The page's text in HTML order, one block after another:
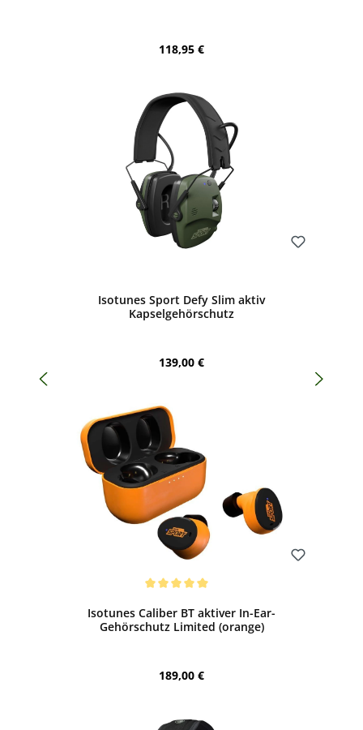
Regulärer Preis:
118,95 €
Isotunes Sport Defy Slim aktiv
Kapselgehörschutz
Regulärer Preis:
139,00 €
Isotunes Caliber BT aktiver In-Ear-
Gehörschutz Limited (orange)
Regulärer Preis:
189,00 €